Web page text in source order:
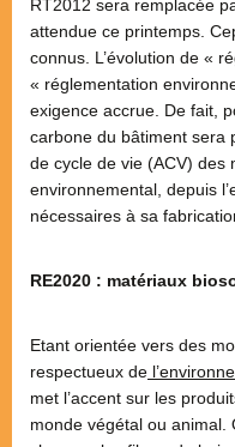
RT2012 sera remplacée
attendue ce printemps.
connus. L’évolution de «
« réglementation
exigence accrue. De fait,
carbone du bâtiment sera
de cycle de vie (ACV) des
environnemental, depuis
nécessaires à sa
RE2020 : matériaux
Etant orientée vers des
respectueux de
met l’accent sur les
monde végétal ou animal.